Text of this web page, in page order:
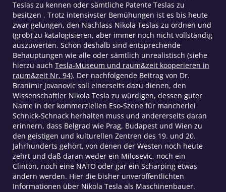
Teslas zu kennen oder sämtliche Patente Teslas zu
besitzen . Trotz intensivster Bemühungen ist es bis heute
zwar gelungen, den Nachlass Nikola Teslas zu ordnen und
(grob) zu katalogisieren, aber immer noch nicht vollständig
auszuwerten. Schon deshalb sind entsprechende
Behauptungen wie alle oder sämtlich unrealistisch (siehe
hierzu auch Tesla-Museum und raum&zeit kooperieren in
raum&zeit Nr. 94). Der nachfolgende Beitrag von Dr.
Branimir Jovanovic soll einerseits dazu dienen, den
Wissenschaftler Nikola Tesla zu würdigen, dessen guter
Name in der kommerziellen Eso-Szene für mancherlei
Schnick-Schnack herhalten muss und andererseits daran
erinnern, dass Belgrad wie Prag, Budapest und Wien zu
den geistigen und kulturellen Zentren des 19. und 20.
Jahrhunderts gehört, von denen der Westen noch heute
zehrt und daß daran weder ein Milosevic, noch ein
Clinton, noch eine NATO oder gar ein Scharping etwas
ändern werden. Hier die bisher unveröffentlichten
Informationen über Nikola Tesla als Maschinenbauer.